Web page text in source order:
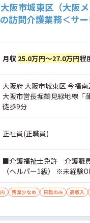
大阪市城東区（大阪
訪問介護業務＜サ
月収 25.0万円～27.0万円程
大阪府 大阪市城東区 今福
大阪市営長堀鶴見緑地線「
徒歩9分
正社員(正職員)
■介護福祉士免許 介護職
（ヘルパー1級） ※未経験
残業少なめ 日勤のみ 高収入